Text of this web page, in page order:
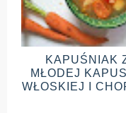
KAPUŚNIAK
MŁODEJ
WŁOSKIEJ I